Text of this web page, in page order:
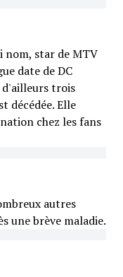
nom, star de MTV
date de DC
d'ailleurs trois
décédée. Elle
chez les fans
autres
une brève maladie.